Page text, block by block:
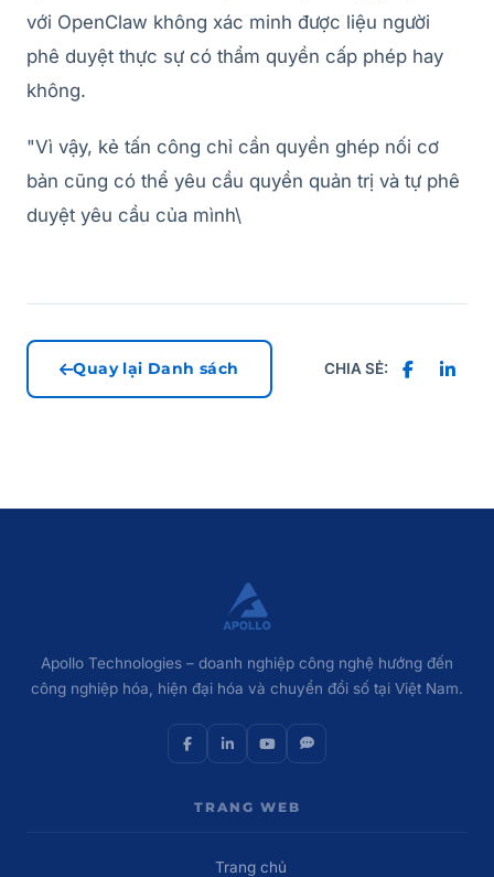
với OpenClaw không xác minh được liệu người
phê duyệt thực sự có thẩm quyền cấp phép hay
không.
"Vì vậy, kẻ tấn công chỉ cần quyền ghép nối cơ
bản cũng có thể yêu cầu quyền quản trị và tự phê
duyệt yêu cầu của mình\
Quay lại Danh sách CHIA SẺ:
Apollo Technologies – doanh nghiệp công nghệ hướng đến
công nghiệp hóa, hiện đại hóa và chuyển đổi số tại Việt Nam.
TRANG WEB
Trang chủ